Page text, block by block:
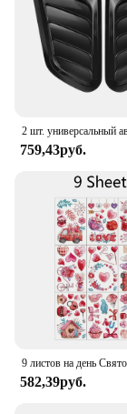
and size to
availability
businesses,
have for
outdoor living
759,43руб.
582,39руб.